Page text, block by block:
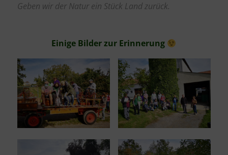
Geben wir der Natur ein Stück Land zurück.
Einige Bilder zur Erinnerung